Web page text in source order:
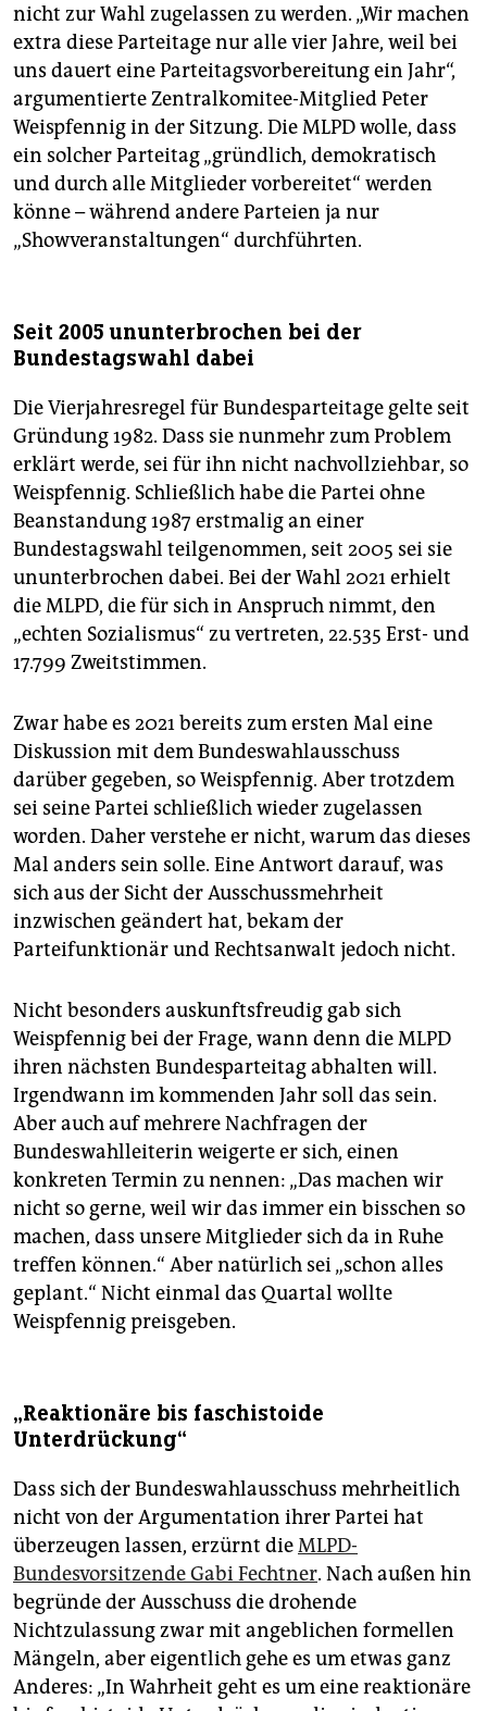
nicht zur Wahl zugelassen zu werden. „Wir machen
extra diese Parteitage nur alle vier Jahre, weil bei
uns dauert eine Parteitagsvorbereitung ein Jahr“,
argumentierte Zentralkomitee-Mitglied Peter
Weispfennig in der Sitzung. Die MLPD wolle, dass
ein solcher Parteitag „gründlich, demokratisch
und durch alle Mitglieder vorbereitet“ werden
könne – während andere Parteien ja nur
„Showveranstaltungen“ durchführten.
Seit 2005 ununterbrochen bei der
Bundestagswahl dabei
Die Vierjahresregel für Bundesparteitage gelte seit
Gründung 1982. Dass sie nunmehr zum Problem
erklärt werde, sei für ihn nicht nachvollziehbar, so
Weispfennig. Schließlich habe die Partei ohne
Beanstandung 1987 erstmalig an einer
Bundestagswahl teilgenommen, seit 2005 sei sie
ununterbrochen dabei. Bei der Wahl 2021 erhielt
die MLPD, die für sich in Anspruch nimmt, den
„echten Sozialismus“ zu vertreten, 22.535 Erst- und
17.799 Zweitstimmen.
Zwar habe es 2021 bereits zum ersten Mal eine
Diskussion mit dem Bundeswahlausschuss
darüber gegeben, so Weispfennig. Aber trotzdem
sei seine Partei schließlich wieder zugelassen
worden. Daher verstehe er nicht, warum das dieses
Mal anders sein solle. Eine Antwort darauf, was
sich aus der Sicht der Ausschussmehrheit
inzwischen geändert hat, bekam der
Parteifunktionär und Rechtsanwalt jedoch nicht.
Nicht besonders auskunftsfreudig gab sich
Weispfennig bei der Frage, wann denn die MLPD
ihren nächsten Bundesparteitag abhalten will.
Irgendwann im kommenden Jahr soll das sein.
Aber auch auf mehrere Nachfragen der
Bundeswahlleiterin weigerte er sich, einen
konkreten Termin zu nennen: „Das machen wir
nicht so gerne, weil wir das immer ein bisschen so
machen, dass unsere Mitglieder sich da in Ruhe
treffen können.“ Aber natürlich sei „schon alles
geplant.“ Nicht einmal das Quartal wollte
Weispfennig preisgeben.
„Reaktionäre bis faschistoide
Unterdrückung“
Dass sich der Bundeswahlausschuss mehrheitlich
nicht von der Argumentation ihrer Partei hat
überzeugen lassen, erzürnt dieMLPD-
Bundesvorsitzende Gabi Fechtner. Nach außen hin
begründe der Ausschuss die drohende
Nichtzulassung zwar mit angeblichen formellen
Mängeln, aber eigentlich gehe es um etwas ganz
Anderes: „In Wahrheit geht es um eine reaktionäre